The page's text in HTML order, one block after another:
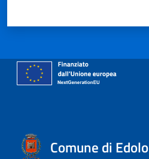
Comune di Edolo